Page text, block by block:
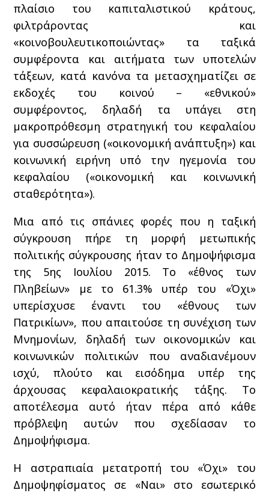
πλαίσιο του καπιταλιστικού κράτους,
φιλτράροντας και
«κοινοβουλευτικοποιώντας» τα ταξικά
συμφέροντα και αιτήματα των υποτελών
τάξεων, κατά κανόνα τα μετασχηματίζει σε
εκδοχές του κοινού – «εθνικού»
συμφέροντος, δηλαδή τα υπάγει στη
μακροπρόθεσμη στρατηγική του κεφαλαίου
για συσσώρευση («οικονομική ανάπτυξη») και
κοινωνική ειρήνη υπό την ηγεμονία του
κεφαλαίου («οικονομική και κοινωνική
σταθερότητα»).
Μια από τις σπάνιες φορές που η ταξική
σύγκρουση πήρε τη μορφή μετωπικής
πολιτικής σύγκρουσης ήταν το Δημοψήφισμα
της 5ης Ιουλίου 2015. Το «έθνος των
Πληβείων» με το 61.3% υπέρ του «Όχι»
υπερίσχυσε έναντι του «έθνους των
Πατρικίων», που απαιτούσε τη συνέχιση των
Μνημονίων, δηλαδή των οικονομικών και
κοινωνικών πολιτικών που αναδιανέμουν
ισχύ, πλούτο και εισόδημα υπέρ της
άρχουσας κεφαλαιοκρατικής τάξης. Το
αποτέλεσμα αυτό ήταν πέρα από κάθε
πρόβλεψη αυτών που σχεδίασαν το
Δημοψήφισμα.
Η αστραπιαία μετατροπή του «Όχι» του
Δημοψηφίσματος σε «Ναι» στο εσωτερικό